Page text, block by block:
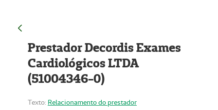
Prestador Decordis Exames
Cardiológicos LTDA
(51004346-0)
Texto: Relacionamento do prestador